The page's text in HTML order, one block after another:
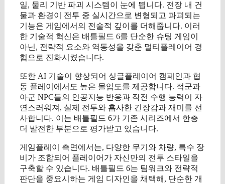
일, 물리 기반 파괴 시스템이 눈에 띕니다. 전장 내 건
물과 환경이 전투 중 실시간으로 변형되고 파괴되는
기능은 게임에서의 전술적 깊이를 더해줍니다. 이러
한 기술적 혁신은 배틀필드 6를 단순한 슈팅 게임이
아닌, 전략적 요소와 역동성을 갖춘 멀티플레이어 경
험으로 진화시켰습니다.
또한 AI 기술이 향상되어 싱글플레이어 캠페인과 협
동 플레이에서도 높은 몰입도를 제공합니다. 적군과
아군 NPC들의 인공지능 반응과 작전 수행 능력이 자
연스러워져, 실제 전투와 흡사한 긴장감과 재미를 선
사합니다. 이는 배틀필드 6가 기존 시리즈에서 한층
더 발전한 부분으로 평가받고 있습니다.
게임플레이 측면에서는, 다양한 무기와 차량, 특수 장
비가 조합되어 플레이어가 자신만의 전투 스타일을
구축할 수 있습니다. 배틀필드 6는 팀워크와 전략적
판단을 중요시하는 게임 디자인을 채택해, 단순한 개